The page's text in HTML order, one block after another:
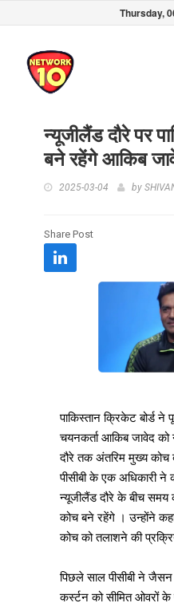
Thursday,
न्यूजीलैंड दौरे पर
बने रहेंगे आकिब
2025-03-04 by
Share Post
पाकिस्तान क्रिकेट बोर्ड ने
चयनकर्ता आकिब जावेद
दौरे तक अंतरिम मुख्य
पीसीबी के एक अधिकारी ने
न्यूजीलैंड दौरे के बीच
कोच बने रहेंगे । उन्होंने
कोच को तलाशने की
पिछले साल पीसीबी ने
कर्स्टन को सीमित ओवरों के